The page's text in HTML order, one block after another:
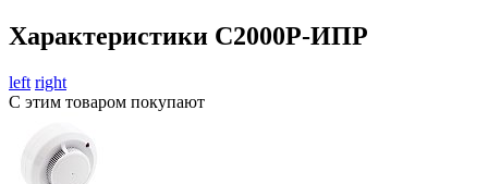
Характеристики С2000Р-ИПР
left right
С этим товаром покупают